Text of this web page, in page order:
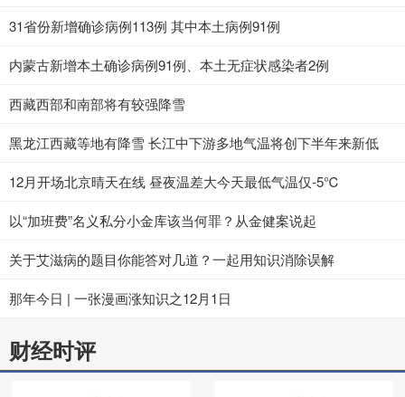
31省份新增确诊病例113例 其中本土病例91例
内蒙古新增本土确诊病例91例、本土无症状感染者2例
西藏西部和南部将有较强降雪
黑龙江西藏等地有降雪 长江中下游多地气温将创下半年来新低
12月开场北京晴天在线 昼夜温差大今天最低气温仅-5℃
以“加班费”名义私分小金库该当何罪？从金健案说起
关于艾滋病的题目你能答对几道？一起用知识消除误解
那年今日 | 一张漫画涨知识之12月1日
财经时评